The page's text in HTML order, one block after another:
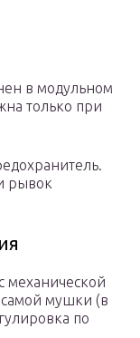
в модульном
только при
рывок
механической
самой мушки (в
по